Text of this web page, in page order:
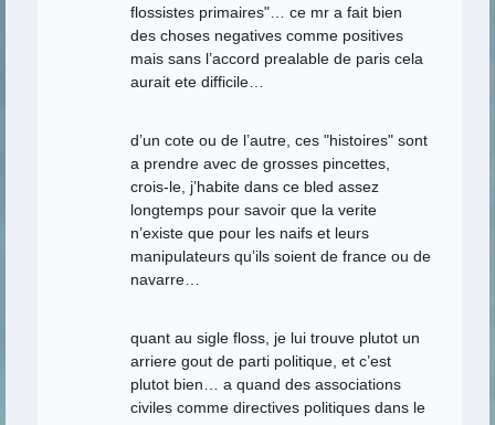
flossistes primaires"… ce mr a fait bien
des choses negatives comme positives
mais sans l’accord prealable de paris cela
aurait ete difficile…
d’un cote ou de l’autre, ces "histoires" sont
a prendre avec de grosses pincettes,
crois-le, j’habite dans ce bled assez
longtemps pour savoir que la verite
n’existe que pour les naifs et leurs
manipulateurs qu’ils soient de france ou de
navarre…
quant au sigle floss, je lui trouve plutot un
arriere gout de parti politique, et c’est
plutot bien… a quand des associations
civiles comme directives politiques dans le